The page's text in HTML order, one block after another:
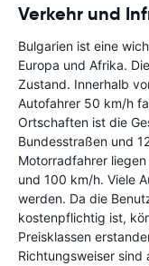
Verkehr und
Bulgarien ist eine
Europa und Afrika.
Zustand. Innerhalb
Autofahrer 50 km/h
Ortschaften ist die
Bundesstraßen und
Motorradfahrer
und 100 km/h. Viele
werden. Da die
kostenpflichtig ist,
Preisklassen
Richtungsweiser sind